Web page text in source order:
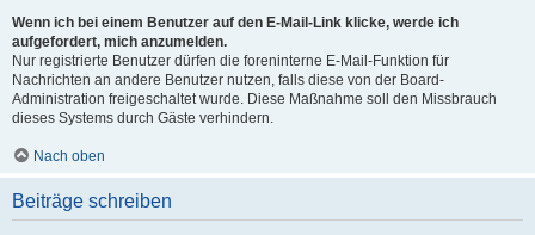
Wenn ich bei einem Benutzer auf den E-Mail-Link klicke, werde ich
aufgefordert, mich anzumelden.
Nur registrierte Benutzer dürfen die foreninterne E-Mail-Funktion für
Nachrichten an andere Benutzer nutzen, falls diese von der Board-
Administration freigeschaltet wurde. Diese Maßnahme soll den Missbrauch
dieses Systems durch Gäste verhindern.
Nach oben
Beiträge schreiben